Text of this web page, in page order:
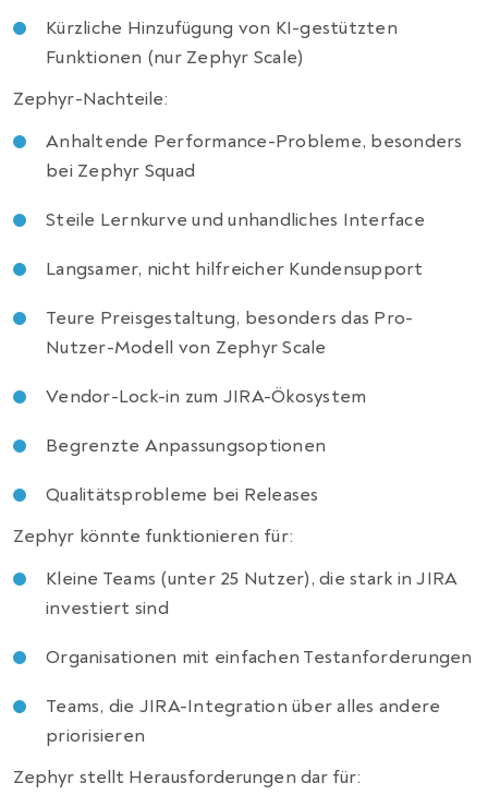
Kürzliche Hinzufügung von KI-gestützten
Funktionen (nur Zephyr Scale)
Zephyr-Nachteile:
Anhaltende Performance-Probleme, besonders
bei Zephyr Squad
Steile Lernkurve und unhandliches Interface
Langsamer, nicht hilfreicher Kundensupport
Teure Preisgestaltung, besonders das Pro-
Nutzer-Modell von Zephyr Scale
Vendor-Lock-in zum JIRA-Ökosystem
Begrenzte Anpassungsoptionen
Qualitätsprobleme bei Releases
Zephyr könnte funktionieren für:
Kleine Teams (unter 25 Nutzer), die stark in JIRA
investiert sind
Organisationen mit einfachen Testanforderungen
Teams, die JIRA-Integration über alles andere
priorisieren
Zephyr stellt Herausforderungen dar für: